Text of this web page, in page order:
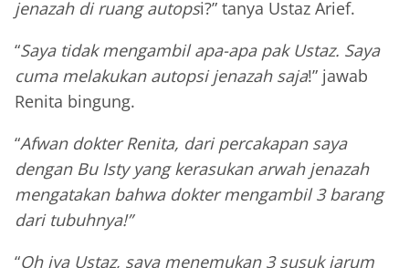
jenazah di ruang autopsi?” tanya Ustaz Arief.
“Saya tidak mengambil apa-apa pak Ustaz. Saya
cuma melakukan autopsi jenazah saja!” jawab
Renita bingung.
“Afwan dokter Renita, dari percakapan saya
dengan Bu Isty yang kerasukan arwah jenazah
mengatakan bahwa dokter mengambil 3 barang
dari tubuhnya!”
“Oh iya Ustaz, saya menemukan 3 susuk jarum